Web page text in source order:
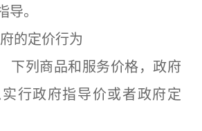
导。
的定价行为
下列商品和服务价格，政府
行政府指导价或者政府定